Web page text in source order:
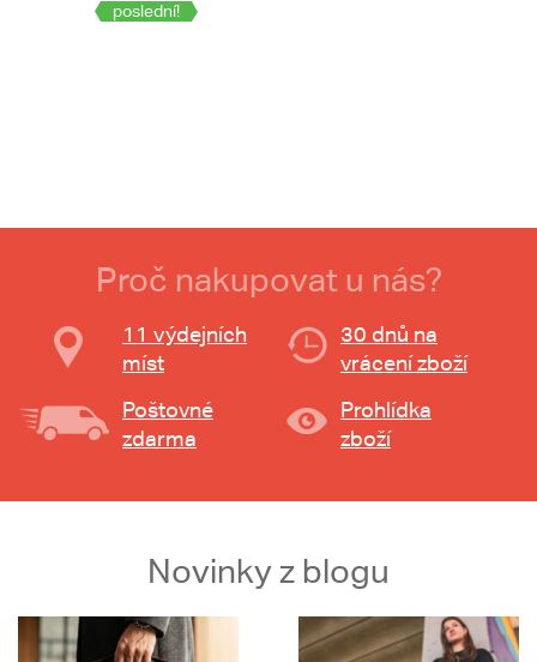
poslední!
Proč nakupovat u nás?
11 výdejních
míst
30 dnů na
vrácení zboží
Poštovné
zdarma
Prohlídka
zboží
Novinky z blogu